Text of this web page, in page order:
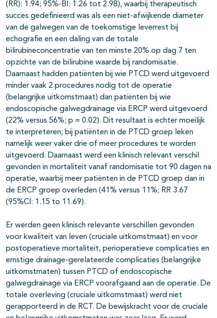
(RR): 1.94; 95%-BI: 1.26 tot 2.98), waarbij therapeutisch
succes gedefinieerd was als een niet-afwijkende diameter
van de galwegen van de toekomstige leverrest bij
echografie en een daling van de totale
bilirubineconcentratie van ten minste 20% op dag 7 ten
opzichte van de bilirubine waarde bij randomisatie.
Daarnaast hadden patiënten bij wie PTCD werd uitgevoerd
minder vaak 2 procedures nodig tot de operatie
(belangrijke uitkomstmaat) dan patiënten bij wie
endoscopische galwegdrainage via ERCP werd uitgevoerd
(22% versus 56%; p = 0.02). Dit resultaat is echter moeilijk
te interpreteren; bij patiënten in de PTCD groep leken
namelijk weer vaker drie of meer procedures te worden
uitgevoerd. Daarnaast werd een klinisch relevant verschil
gevonden in mortaliteit vanaf randomisatie tot 90 dagen na
operatie, waarbij meer patiënten in de PTCD groep dan in
de ERCP groep overleden (41% versus 11%; RR 3.67
(95%CI: 1.15 to 11.69).
Er werden geen klinisch relevante verschillen gevonden
voor kwaliteit van leven (cruciale uitkomstmaat) en voor
postoperatieve mortaliteit, perioperatieve complicaties en
ernstige drainage-gerelateerde complicaties (belangrijke
uitkomstmaten) tussen PTCD of endoscopische
galwegdrainage via ERCP voorafgaand aan de operatie. De
totale overleving (cruciale uitkomstmaat) werd niet
gerapporteerd in de RCT. De bewijskracht voor de cruciale